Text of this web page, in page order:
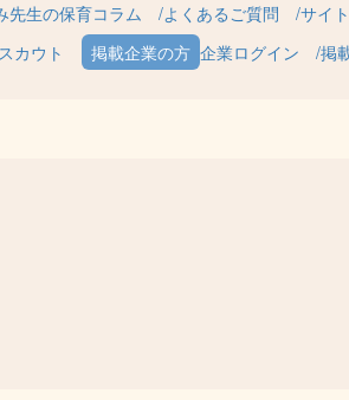
先生の保育コラム よくあるご質問
サイ
カウト 企業ログイン 掲